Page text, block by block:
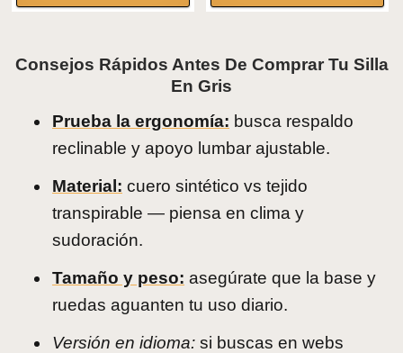
Consejos Rápidos Antes De Comprar Tu Silla
En Gris
Prueba la ergonomía: busca respaldo
reclinable y apoyo lumbar ajustable.
Material: cuero sintético vs tejido
transpirable — piensa en clima y
sudoración.
Tamaño y peso: asegúrate que la base y
ruedas aguanten tu uso diario.
Versión en idioma: si buscas en webs